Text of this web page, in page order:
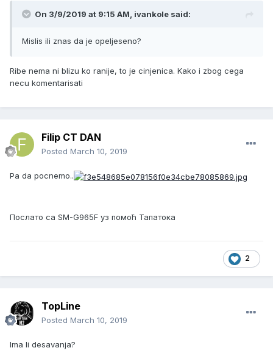
On 3/9/2019 at 9:15 AM, ivankole said:
Mislis ili znas da je opeljeseno?
Ribe nema ni blizu ko ranije, to je cinjenica. Kako i zbog cega
necu komentarisati
Filip CT DAN
Posted March 10, 2019
Pa da pocnemo..
Послато са SM-G965F уз помоћ Тапатока
2
TopLine
Posted March 10, 2019
Ima li desavanja?